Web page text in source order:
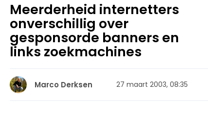
Meerderheid internetters
onverschillig over
gesponsorde banners en
links zoekmachines
Marco Derksen 27 maart 2003, 08:35